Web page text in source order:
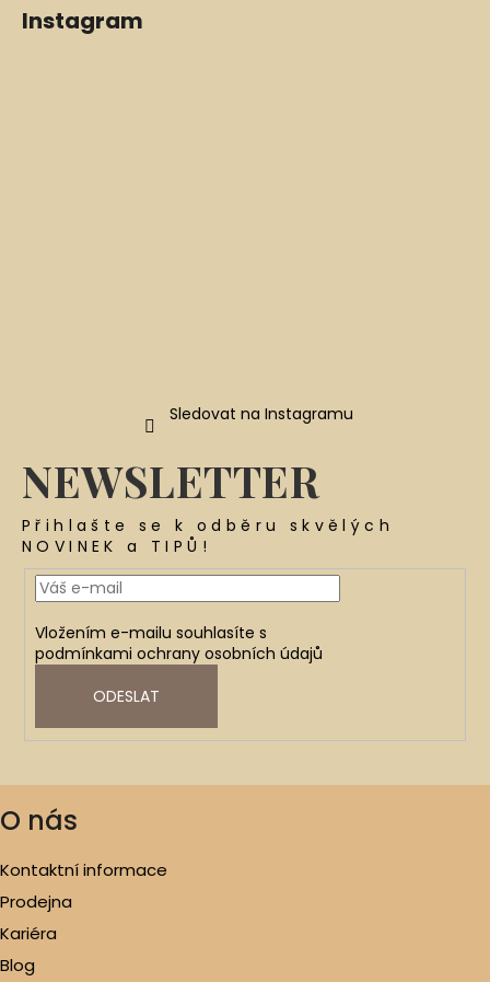
Instagram
Sledovat na Instagramu
NEWSLETTER
Přihlašte se k odběru skvělých
NOVINEK a TIPŮ!
Vložením e-mailu souhlasíte s
podmínkami ochrany osobních údajů
ODESLAT
O nás
Kontaktní informace
Prodejna
Kariéra
Blog